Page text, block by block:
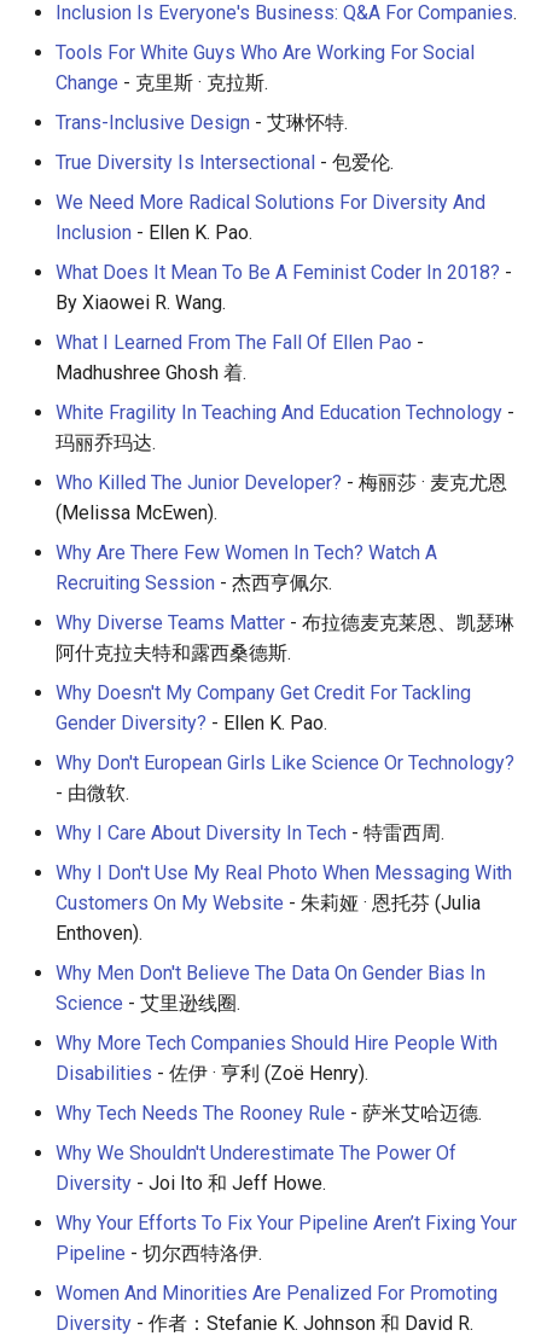
Inclusion Is Everyone's Business: Q&A For Companies.
Tools For White Guys Who Are Working For Social
Change - 克里斯 · 克拉斯.
Trans-Inclusive Design - 艾琳怀特.
True Diversity Is Intersectional - 包爱伦.
We Need More Radical Solutions For Diversity And
Inclusion - Ellen K. Pao.
What Does It Mean To Be A Feminist Coder In 2018? -
By Xiaowei R. Wang.
What I Learned From The Fall Of Ellen Pao -
Madhushree Ghosh 着.
White Fragility In Teaching And Education Technology -
玛丽乔玛达.
Who Killed The Junior Developer? - 梅丽莎 · 麦克尤恩
(Melissa McEwen).
Why Are There Few Women In Tech? Watch A
Recruiting Session - 杰西亨佩尔.
Why Diverse Teams Matter - 布拉德麦克莱恩、凯瑟琳
阿什克拉夫特和露西桑德斯.
Why Doesn't My Company Get Credit For Tackling
Gender Diversity? - Ellen K. Pao.
Why Don't European Girls Like Science Or Technology?
- 由微软.
Why I Care About Diversity In Tech - 特雷西周.
Why I Don't Use My Real Photo When Messaging With
Customers On My Website - 朱莉娅 · 恩托芬 (Julia
Enthoven).
Why Men Don't Believe The Data On Gender Bias In
Science - 艾里逊线圈.
Why More Tech Companies Should Hire People With
Disabilities - 佐伊 · 亨利 (Zoë Henry).
Why Tech Needs The Rooney Rule - 萨米艾哈迈德.
Why We Shouldn't Underestimate The Power Of
Diversity - Joi Ito 和 Jeff Howe.
Why Your Efforts To Fix Your Pipeline Aren’t Fixing Your
Pipeline - 切尔西特洛伊.
Women And Minorities Are Penalized For Promoting
Diversity - 作者：Stefanie K. Johnson 和 David R.